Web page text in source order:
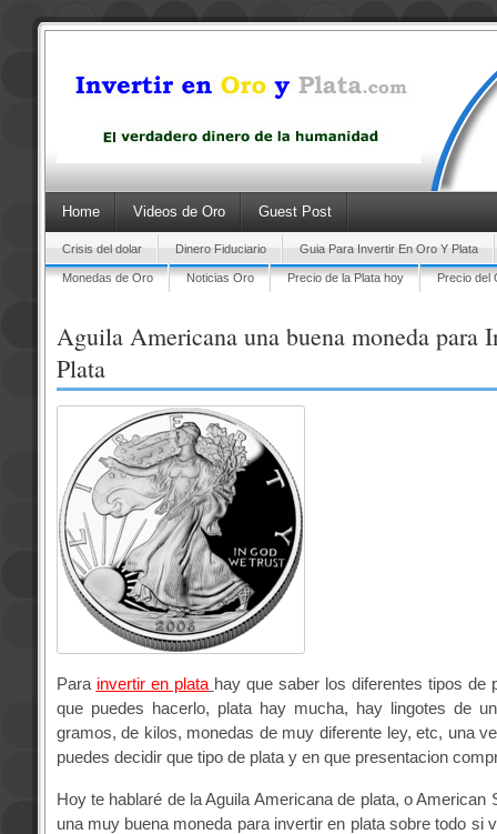
Home Videos de Oro Guest Post
Crisis del dolar Dinero Fiduciario Guia Para Invertir En Oro Y Plata
Monedas de Oro Noticias Oro Precio de la Plata hoy Precio del
Aguila Americana una buena moneda para
Plata
Para invertir en plata hay que saber los diferentes tipos de
que puedes hacerlo, plata hay mucha, hay lingotes de
gramos, de kilos, monedas de muy diferente ley, etc, una
puedes decidir que tipo de plata y en que presentacion
Hoy te hablaré de la Aguila Americana de plata, o American
una muy buena moneda para invertir en plata sobre todo si